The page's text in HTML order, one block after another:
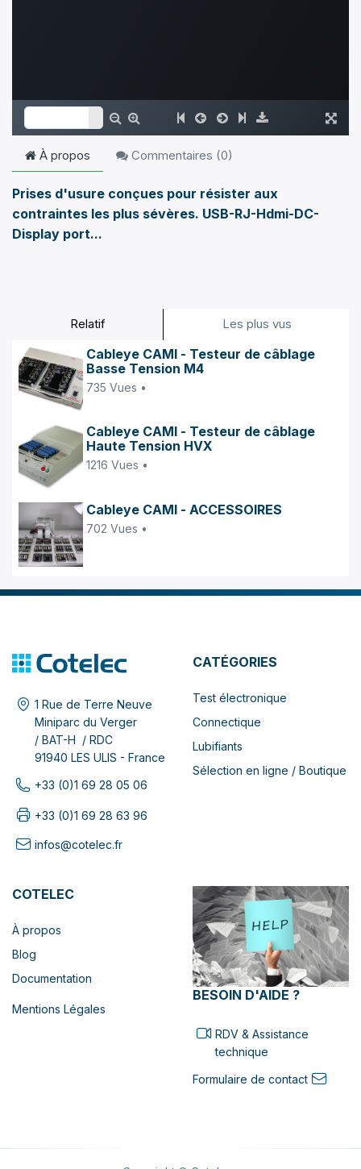
Relatif Les plus vus
Cableye CAMI - Testeur de câblage
Basse Tension M4
735 Vues •
Cableye CAMI - Testeur de câblage
Haute Tension HVX
1216 Vues •
Cableye CAMI - ACCESSOIRES
702 Vues •
À propos Commentaires (0)
Prises d'usure conçues pour résister aux
contraintes les plus sévères. USB-RJ-Hdmi-DC-
Display port...
1 Rue de Terre Neuve
Miniparc du Verger
/ BAT-H / RDC
91940 LES ULIS - France
+33 (0)1 69 28 05 06
+33 (0)1 69 28 63 96
infos@cotelec.fr
CATÉGORIES
Test électronique
Connectique
Lubifiants
Sélection en ligne / Boutique
COTELEC
À propos
Blog
Documentation
Mentions Légales
BESOIN D'AIDE ?
RDV & Assistance
technique
Formulaire de contact